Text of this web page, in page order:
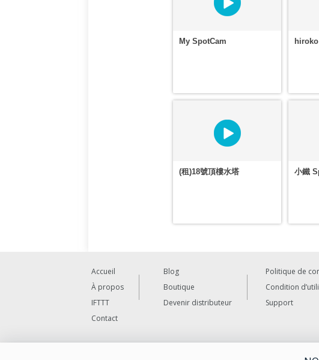
My SpotCam hiroko
(租)18號頂樓水塔 小鐵
Accueil Blog
Politique de
À propos
Boutique
Condition
IFTTT
Devenir distributeur
Support
Contact